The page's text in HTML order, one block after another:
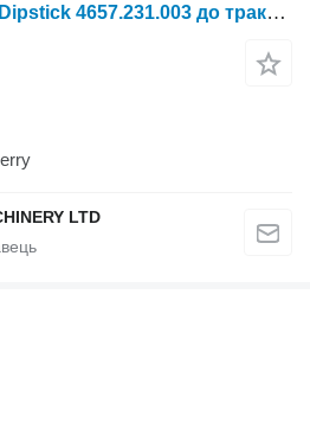
Масляний щуп ZF Oil Dipstick 4657.231.003 до трактора колісного
LTD